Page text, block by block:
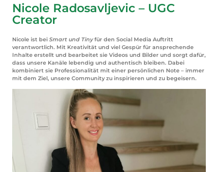
Nicole Radosavljevic – UGC
Creator
Nicole ist bei Smart und Tinyfür den Social Media Auftritt
verantwortlich. Mit Kreativität und viel Gespür für ansprechende
Inhalte erstellt und bearbeitet sie Videos und Bilder und sorgt dafür,
dass unsere Kanäle lebendig und authentisch bleiben. Dabei
kombiniert sie Professionalität mit einer persönlichen Note – immer
mit dem Ziel, unsere Community zu inspirieren und zu begeisern.